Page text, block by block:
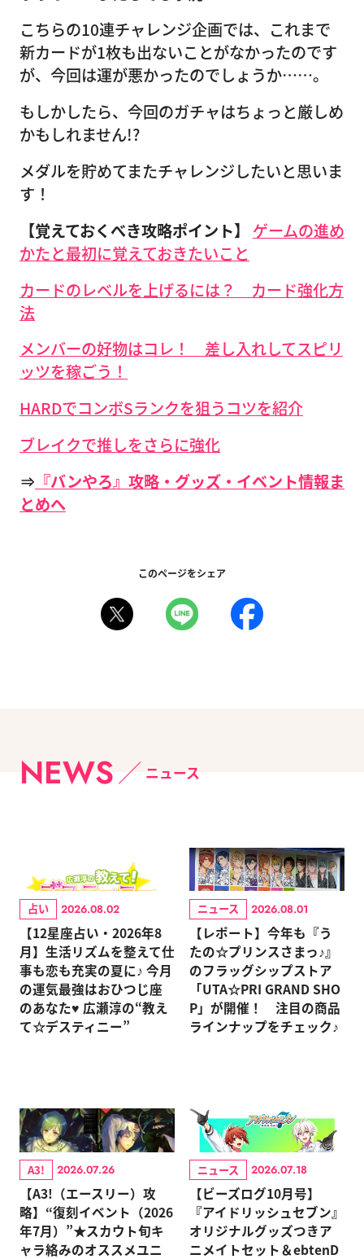
こちらの10連チャレンジ企画では、これまで
新カードが1枚も出ないことがなかったのです
が、今回は運が悪かったのでしょうか……。
もしかしたら、今回のガチャはちょっと厳しめ
かもしれません!?
メダルを貯めてまたチャレンジしたいと思いま
す！
【覚えておくべき攻略ポイント】
ゲームの進め
かたと最初に覚えておきたいこと
カードのレベルを上げるには？ カード強化方
法
メンバーの好物はコレ！ 差し入れしてスピリ
ッツを稼ごう！
HARDでコンボSランクを狙うコツを紹介
ブレイクで推しをさらに強化
⇒ 『バンやろ』攻略・グッズ・イベント情報ま
とめへ
このページをシェア
NEWS ニュース
占い 2026.08.02
【12星座占い・2026年8
月】生活リズムを整えて仕
事も恋も充実の夏に♪ 今月
の運気最強はおひつじ座
のあなた♥ 広瀬淳の“教え
て☆デスティニー”
ニュース 2026.08.01
【レポート】今年も『う
たの☆プリンスさまっ♪』
のフラッグシップストア
「UTA☆PRI GRAND SHO
P」が開催！ 注目の商品
ラインナップをチェック♪
A3! 2026.07.26
【A3!（エースリー）攻
略】“復刻イベント（2026
年7月）”★スカウト旬キ
ャラ絡みのオススメユニ
ニュース 2026.07.18
【ビーズログ10月号】
『アイドリッシュセブン』
オリジナルグッズつきア
ニメイトセット＆ebtenD